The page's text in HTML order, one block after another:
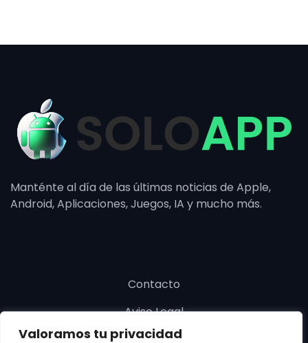
Valoramos tu privacidad
Manténte al día de las últimas noticias de Apple,
Android, Aplicaciones, Juegos, IA y mucho más.
Contacto
Aviso Legal
Política de cookies